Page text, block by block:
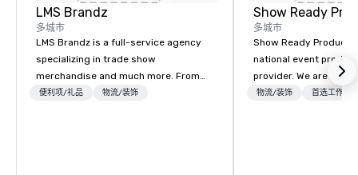
LMS Brandz
多城市
LMS Brandz is a full-service agency
specializing in trade show
merchandise and much more. From
booth giveaways and branded apparel
便利项/礼品 物流/装饰
Show Ready
多城市
Show Ready
national event
provider. We are your
production partner
物流/装饰 首选工作人